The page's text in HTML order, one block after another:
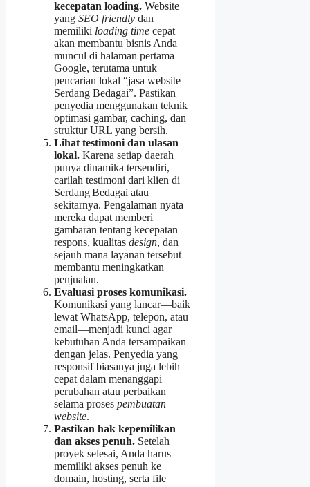
kecepatan loading. Website
yang SEO friendly dan
memiliki loading time cepat
akan membantu bisnis Anda
muncul di halaman pertama
Google, terutama untuk
pencarian lokal “jasa website
Serdang Bedagai”. Pastikan
penyedia menggunakan teknik
optimasi gambar, caching, dan
struktur URL yang bersih.
Lihat testimoni dan ulasan
lokal. Karena setiap daerah
punya dinamika tersendiri,
carilah testimoni dari klien di
Serdang Bedagai atau
sekitarnya. Pengalaman nyata
mereka dapat memberi
gambaran tentang kecepatan
respons, kualitas design, dan
sejauh mana layanan tersebut
membantu meningkatkan
penjualan.
Evaluasi proses komunikasi.
Komunikasi yang lancar—baik
lewat WhatsApp, telepon, atau
email—menjadi kunci agar
kebutuhan Anda tersampaikan
dengan jelas. Penyedia yang
responsif biasanya juga lebih
cepat dalam menanggapi
perubahan atau perbaikan
selama proses pembuatan
website.
Pastikan hak kepemilikan
dan akses penuh. Setelah
proyek selesai, Anda harus
memiliki akses penuh ke
domain, hosting, serta file